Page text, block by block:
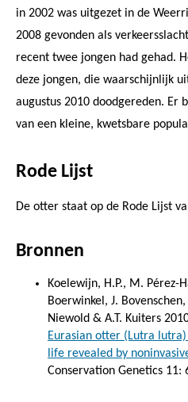
in 2002 was uitgezet in de
2008 gevonden als
recent twee jongen had gehad.
deze jongen, die waarschijnlijk
augustus 2010 doodgereden. Er
van een kleine, kwetsbare
Rode Lijst
De otter staat op de Rode Lijst
Bronnen
Koelewijn, H.P., M. Pérez-
Boerwinkel, J.
Niewold & A.T. Kuiters
Eurasian otter (Lutra
life revealed by
Conservation Genetics 11: